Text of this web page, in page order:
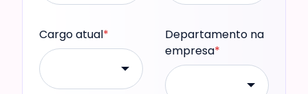
Cargo atual*
Departamento na
empresa*